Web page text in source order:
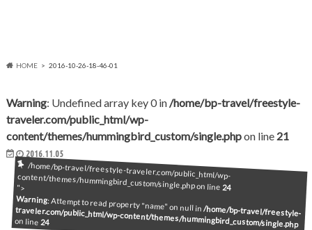
HOME 2016-10-26-18-46-01
Warning: Undefined array key 0 in/home/bp-travel/freestyle-
traveler.com/public_html/wp-
content/themes/hummingbird_custom/single.phpon line 21
2016.11.05
/home/bp-travel/freestyle-traveler.com/public_html/wp-content/themes/hummingbird_custom/single.php on line24
">
Warning: Attempt to read property "name" on null in/home/bp-travel/freestyle-
traveler.com/public_html/wp-content/themes/hummingbird_custom/single.php
on line 24